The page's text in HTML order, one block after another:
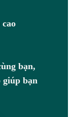
bạn,
giúp bạn